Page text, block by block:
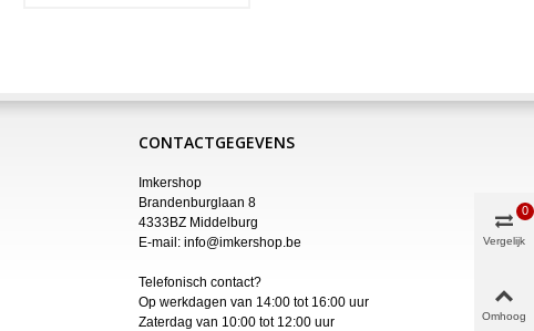
CONTACTGEGEVENS
Imkershop
Brandenburglaan 8
4333BZ Middelburg
E-mail: info@imkershop.be
Telefonisch contact?
Op werkdagen van 14:00 tot 16:00 uur
Zaterdag van 10:00 tot 12:00 uur
Vergelijk
0
Omhoog